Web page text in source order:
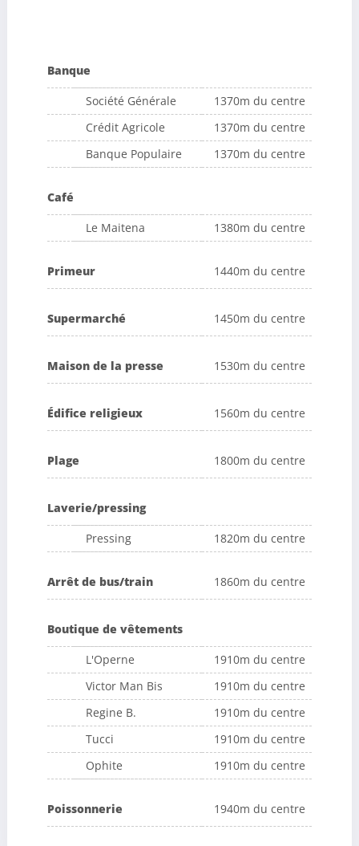
Banque
Société Générale
1370m du centre
Crédit Agricole
1370m du centre
Banque Populaire
1370m du centre
Café
Le Maitena
1380m du centre
Primeur 1440m du centre
Supermarché 1450m du centre
Maison de la presse 1530m du centre
Édifice religieux 1560m du centre
Plage 1800m du centre
Laverie/pressing
Pressing
1820m du centre
Arrêt de bus/train 1860m du centre
Boutique de vêtements
L'Operne
1910m du centre
Victor Man Bis
1910m du centre
Regine B.
1910m du centre
Tucci
1910m du centre
Ophite
1910m du centre
Poissonnerie 1940m du centre